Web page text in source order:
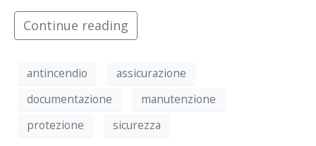
Continue reading
antincendio
assicurazione
documentazione
manutenzione
protezione
sicurezza